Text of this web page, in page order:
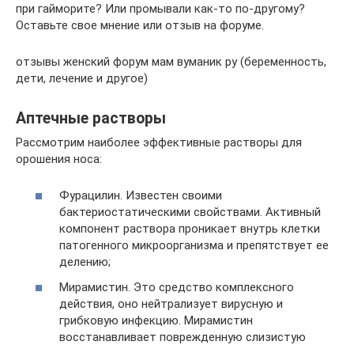
при гайморите? Или промывали как-то по-другому?
Оставьте свое мнение или отзыв на форуме.
отзывы женский форум мам вуманик ру (беременность,
дети, лечение и другое)
Аптечные растворы
Рассмотрим наиболее эффективные растворы для
орошения носа:
Фурацилин. Известен своими
бактериостатическими свойствами. Активный
компонент раствора проникает внутрь клетки
патогенного микроорганизма и препятствует ее
делению;
Мирамистин. Это средство комплексного
действия, оно нейтрализует вирусную и
грибковую инфекцию. Мирамистин
восстанавливает поврежденную слизистую